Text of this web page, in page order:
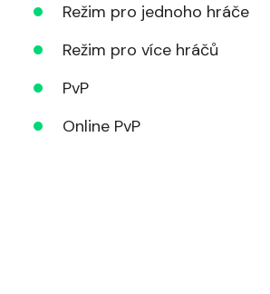
Režim pro jednoho hráče
Režim pro více hráčů
PvP
Online PvP